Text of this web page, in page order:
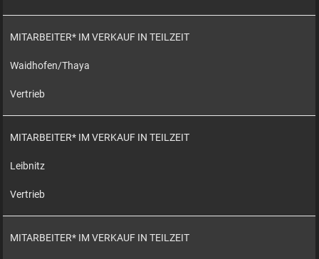
MITARBEITER* IM VERKAUF IN TEILZEIT
Waidhofen/Thaya
Vertrieb
MITARBEITER* IM VERKAUF IN TEILZEIT
Leibnitz
Vertrieb
MITARBEITER* IM VERKAUF IN TEILZEIT